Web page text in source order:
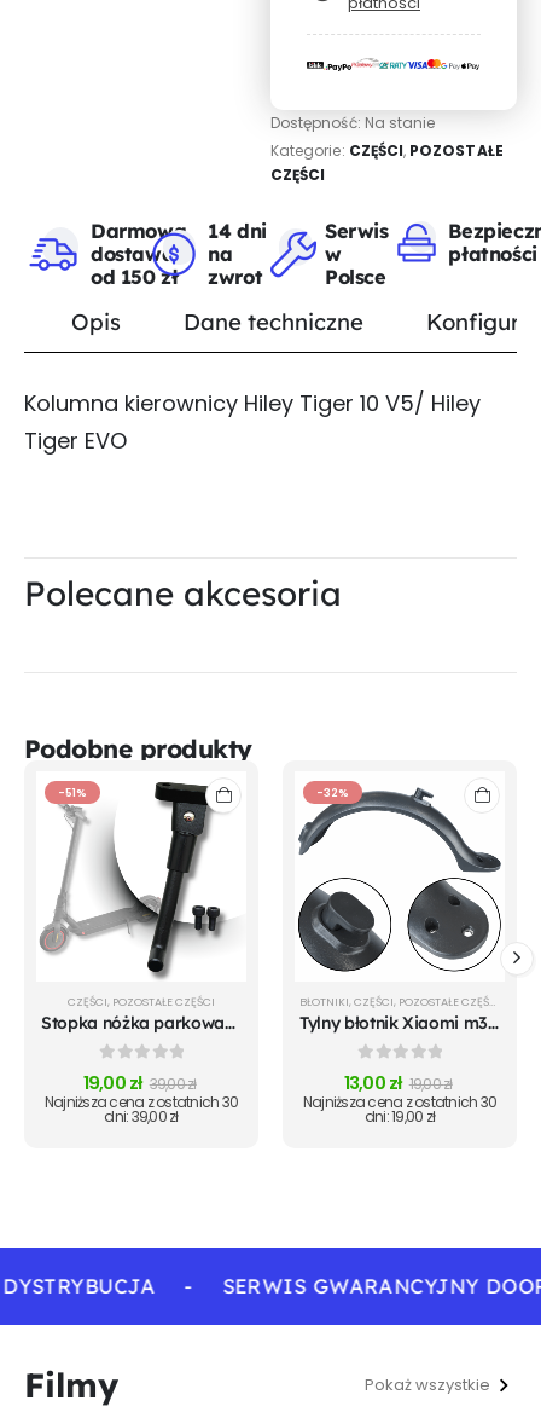
Dostępność: Na stanie
Kategorie: CZĘŚCI, POZOSTAŁE
CZĘŚCI
Darmowa
dostawa
od 150 zł
14 dni
na
zwrot
Serwis
w
Polsce
płatności
Opis Dane techniczne
Kolumna kierownicy Hiley Tiger 10 V5/ Hiley
Tiger EVO
Polecane akcesoria
Podobne produkty
-51%
CZĘŚCI, POZOSTAŁE CZĘŚCI
Stopka nóżka parkowania do Xiaomi m365 Pro Mi 1S Pro 2
0out of 5
19,00zł 39,00zł
Najniższa cena z ostatnich 30
dni:39,00zł
-32%
BŁOTNIKI, CZĘŚCI, POZOSTAŁE CZĘŚCI
Tylny błotnik Xiaomi m365 / m365 Pro czarny
0out of 5
13,00zł 19,00zł
Najniższa cena z ostatnich 30
dni:19,00 zł
- SERWIS GWARANCYJNY
Filmy Pokaż wszystkie